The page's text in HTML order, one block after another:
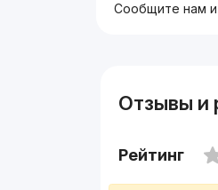
Сообщите нам
Отзывы и
Рейтинг